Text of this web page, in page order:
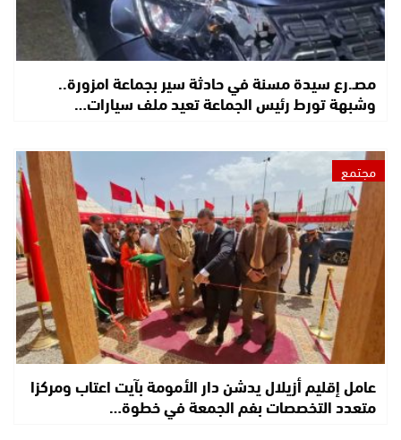
مصـ.رع سيدة مسنة في حادثة سير بجماعة امزورة..
وشبهة تورط رئيس الجماعة تعيد ملف سيارات…
مجتمع
عامل إقليم أزيلال يدشن دار الأمومة بآيت اعتاب ومركزا
متعدد التخصصات بفم الجمعة في خطوة…